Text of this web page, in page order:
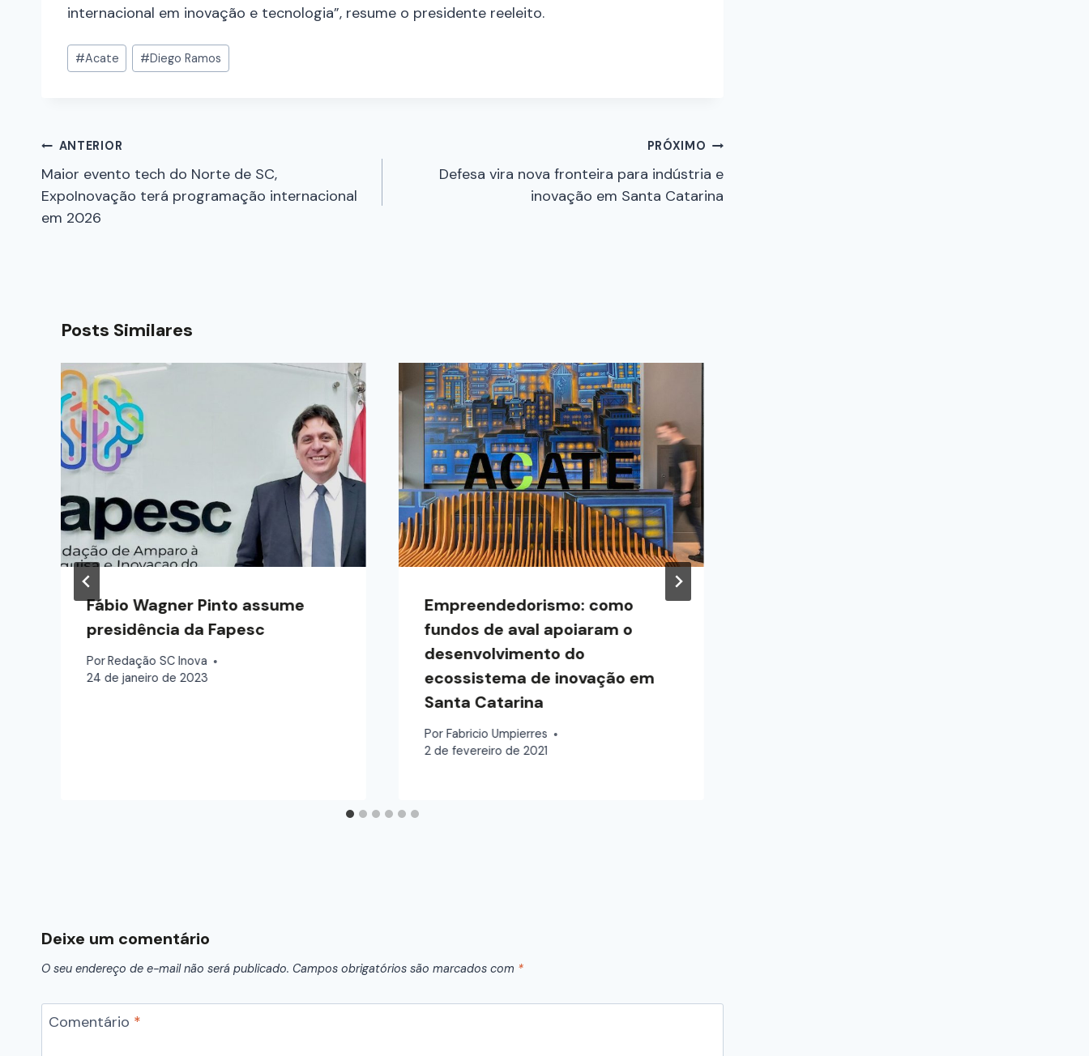
internacional em inovação e tecnologia”, resume o presidente reeleito.
#Acate #Diego Ramos
ANTERIOR
Maior evento tech do Norte de SC,
ExpoInovação terá programação internacional
em 2026
PRÓXIMO
Defesa vira nova fronteira para indústria e
inovação em Santa Catarina
Posts Similares
Fábio Wagner Pinto assume
presidência da Fapesc
PorRedação SC Inova
24 de janeiro de 2023
Empreendedorismo: como
fundos de aval apoiaram o
desenvolvimento do
ecossistema de inovação em
Santa Catarina
Por Fabricio Umpierres
2 de fevereiro de 2021
Deixe um comentário
O seu endereço de e-mail não será publicado. Campos obrigatórios são marcados com *
Comentário *